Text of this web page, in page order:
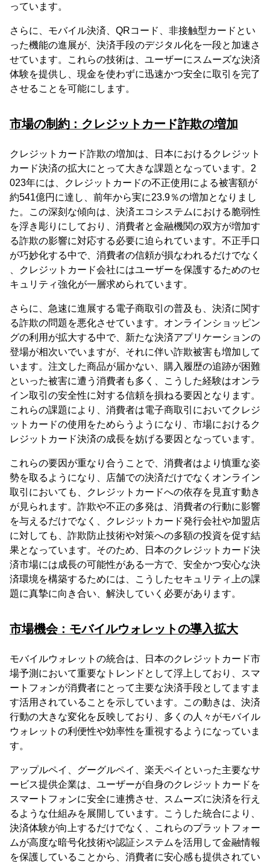
っています。
さらに、モバイル決済、QRコード、非接触型カードとい
った機能の進展が、決済手段のデジタル化を一段と加速さ
せています。これらの技術は、ユーザーにスムーズな決済
体験を提供し、現金を使わずに迅速かつ安全に取引を完了
させることを可能にします。
市場の制約 : クレジットカード詐欺の増加
クレジットカード詐欺の増加は、日本におけるクレジット
カード決済の拡大にとって大きな課題となっています。2
023年には、クレジットカードの不正使用による被害額が
約541億円に達し、前年から実に23.9％の増加となりまし
た。この深刻な傾向は、決済エコシステムにおける脆弱性
を浮き彫りにしており、消費者と金融機関の双方が増加す
る詐欺の影響に対応する必要に迫られています。不正手口
が巧妙化する中で、消費者の信頼が損なわれるだけでなく
、クレジットカード会社にはユーザーを保護するためのセ
キュリティ強化が一層求められています。
さらに、急速に進展する電子商取引の普及も、決済に関す
る詐欺の問題を悪化させています。オンラインショッピン
グの利用が拡大する中で、新たな決済アプリケーションの
登場が相次いでいますが、それに伴い詐欺被害も増加して
います。注文した商品が届かない、購入履歴の追跡が困難
といった被害に遭う消費者も多く、こうした経験はオンラ
イン取引の安全性に対する信頼を損ねる要因となります。
これらの課題により、消費者は電子商取引においてクレジ
ットカードの使用をためらうようになり、市場におけるク
レジットカード決済の成長を妨げる要因となっています。
これらの要因が重なり合うことで、消費者はより慎重な姿
勢を取るようになり、店舗での決済だけでなくオンライン
取引においても、クレジットカードへの依存を見直す動き
が見られます。詐欺や不正の多発は、消費者の行動に影響
を与えるだけでなく、クレジットカード発行会社や加盟店
に対しても、詐欺防止技術や対策への多額の投資を促す結
果となっています。そのため、日本のクレジットカード決
済市場には成長の可能性がある一方で、安全かつ安心な決
済環境を構築するためには、こうしたセキュリティ上の課
題に真摯に向き合い、解決していく必要があります。
市場機会 : モバイルウォレットの導入拡大
モバイルウォレットの統合は、日本のクレジットカード市
場予測において重要なトレンドとして浮上しており、スマ
ートフォンが消費者にとって主要な決済手段としてますま
す活用されていることを示しています。この動きは、決済
行動の大きな変化を反映しており、多くの人々がモバイル
ウォレットの利便性や効率性を重視するようになっていま
す。
アップルペイ、グーグルペイ、楽天ペイといった主要なサ
ービス提供企業は、ユーザーが自身のクレジットカードを
スマートフォンに安全に連携させ、スムーズに決済を行え
るような仕組みを展開しています。こうした統合により、
決済体験が向上するだけでなく、これらのプラットフォー
ムが高度な暗号化技術や認証システムを活用して金融情報
を保護していることから、消費者に安心感も提供されてい